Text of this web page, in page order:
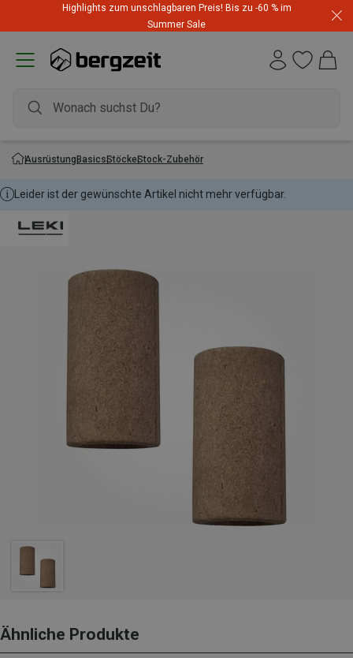
Highlights zum unschlagbaren Preis! Bis zu -60 % im
Summer Sale
AusrüstungBasicsStöckeStock-Zubehör
Leider ist der gewünschte Artikel nicht mehr verfügbar.
Ähnliche Produkte